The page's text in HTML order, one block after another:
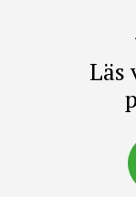
Läs